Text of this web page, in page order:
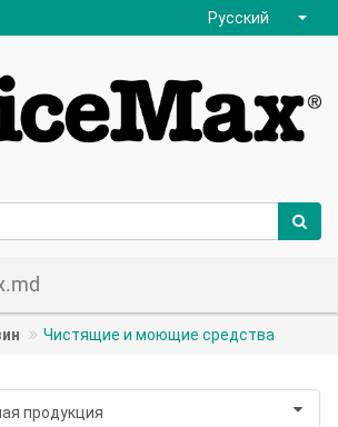
Русский
Чистящие и моющие средства
продукция